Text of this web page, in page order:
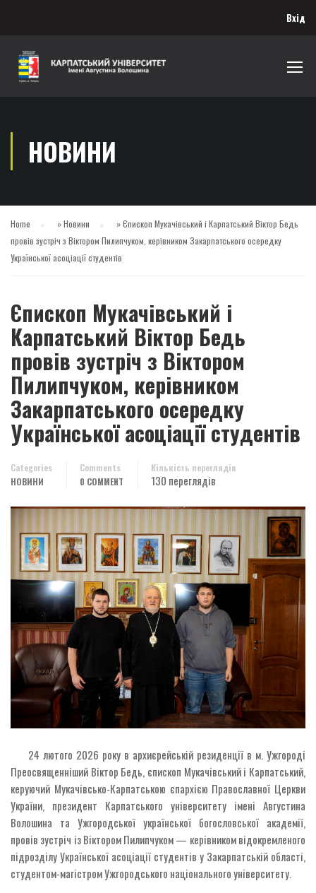
Вхід
НОВИНИ
Home »Новини »Єпископ Мукачівський і Карпатський Віктор Бедь
провів зустріч з Віктором Пилипчуком, керівником Закарпатського осередку
Української асоціації студентів
Єпископ Мукачівський і
Карпатський Віктор Бедь
провів зустріч з Віктором
Пилипчуком, керівником
Закарпатського осередку
Української асоціації студентів
Categories
НОВИНИ
Comments
0 COMMENT
Кількість переглядів
130 переглядів
24 лютого 2026 року в архиєрейській резиденції в м. Ужгороді
Преосвященніший Віктор Бедь, єпископ Мукачівський і Карпатський,
керуючий Мукачівсько-Карпатською єпархією Православної Церкви
України, президент Карпатського університету імені Августина
Волошина та Ужгородської української богословської академії,
провів зустріч із Віктором Пилипчуком — керівником відокремленого
підрозділу Української асоціації студентів у Закарпатській області,
студентом-магістром Ужгородського національного університету.